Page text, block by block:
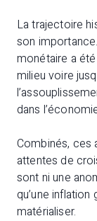
La trajectoire
son
monétaire a
milieu voire
dans
Combinés, ces
attentes de
sont ni une
qu’une
matérialiser.